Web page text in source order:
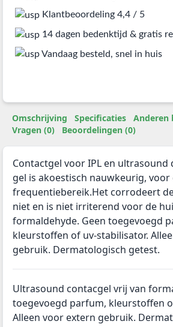
Klantbeoordeling 4,4 / 5
14 dagen bedenktijd & gratis
Vandaag besteld, snel in huis
Omschrijving Specificaties
Anderen
Vragen (0)
Beoordelingen (0)
Contactgel voor IPL en ultrasound
gel is akoestisch nauwkeurig, voor
frequentiebereik.Het corrodeert
niet en is niet irriterend voor de
formaldehyde. Geen toegevoegd
kleurstoffen of uv-stabilisator.
gebruik. Dermatologisch getest.
Ultrasound contacgel vrij van
toegevoegd parfum, kleurstoffen
Alleen voor extern gebruik.